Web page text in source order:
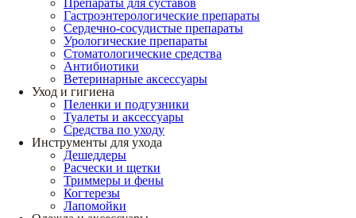
Препараты для суставов
Гастроэнтерологические препараты
Сердечно-сосудистые препараты
Урологические препараты
Стоматологические средства
Антибиотики
Ветеринарные аксессуары
Уход и гигиена
Пеленки и подгузники
Туалеты и аксессуары
Средства по уходу
Инструменты для ухода
Дешеддеры
Расчески и щетки
Триммеры и фены
Когтерезы
Лапомойки